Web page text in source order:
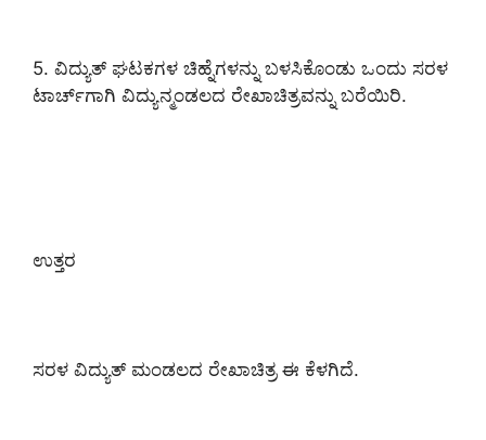
5. ವಿದ್ಯುತ್ ಘಟಕಗಳ ಚಿಹ್ನೆಗಳನ್ನು ಬಳಸಿಕೊಂಡು ಒಂದು ಸರಳ
ಟಾರ್ಚ್‌ಗಾಗಿ ವಿದ್ಯುನ್ಮಂಡಲದ ರೇಖಾಚಿತ್ರವನ್ನು ಬರೆಯಿರಿ.
ಉತ್ತರ
ಸರಳ ವಿದ್ಯುತ್ ಮಂಡಲದ ರೇಖಾಚಿತ್ರ ಈ ಕೆಳಗಿದೆ.